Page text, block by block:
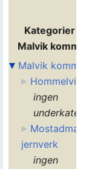
Kategorier
Malvik
Malvik
Hommelvik
ingen
jernverk
ingen